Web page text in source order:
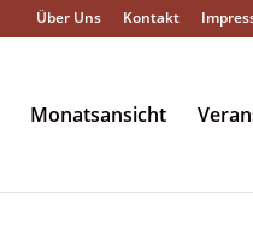
Über Uns Kontakt
Monatsansicht